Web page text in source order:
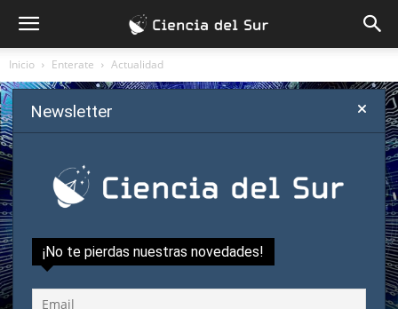
Inicio Enterate Actualidad
Enterate Actualidad Innovación
Ciencia Abierta cierra año con ponencia
sobre inteligencia artificial y biología
Newsletter
¡No te pierdas nuestras novedades!